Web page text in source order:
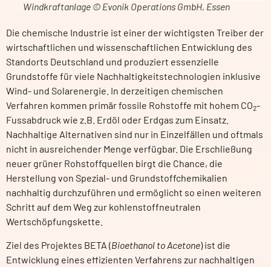
Windkraftanlage © Evonik Operations GmbH, Essen
Die chemische Industrie ist einer der wichtigsten Treiber der
wirtschaftlichen und wissenschaftlichen Entwicklung des
Standorts Deutschland und produziert essenzielle
Grundstoffe für viele Nachhaltigkeitstechnologien inklusive
Wind- und Solarenergie. In derzeitigen chemischen
Verfahren kommen primär fossile Rohstoffe mit hohem CO2-
Fussabdruck wie z.B. Erdöl oder Erdgas zum Einsatz.
Nachhaltige Alternativen sind nur in Einzelfällen und oftmals
nicht in ausreichender Menge verfügbar. Die Erschließung
neuer grüner Rohstoffquellen birgt die Chance, die
Herstellung von Spezial- und Grundstoffchemikalien
nachhaltig durchzuführen und ermöglicht so einen weiteren
Schritt auf dem Weg zur kohlenstoffneutralen
Wertschöpfungskette.
Ziel des Projektes BETA (Bioethanol to Acetone) ist die
Entwicklung eines effizienten Verfahrens zur nachhaltigen